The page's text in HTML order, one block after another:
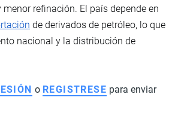
refinación. El país depende en
de derivados de petróleo, lo que
nacional y la distribución de
o REGISTRESE para enviar